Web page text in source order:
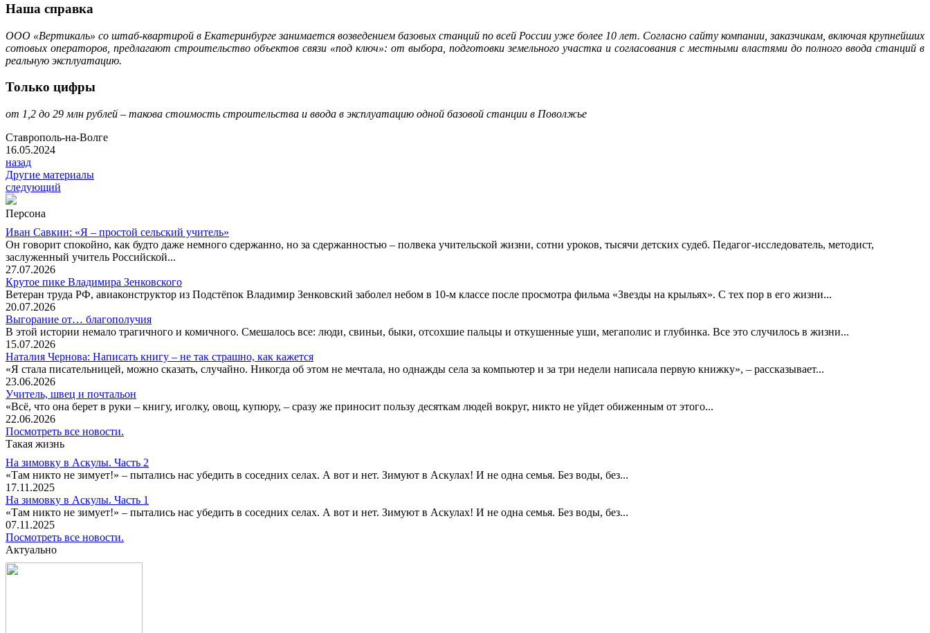
Наша справка
ООО «Вертикаль» со штаб-квартирой в Екатеринбурге занимается возведением базовых станций по всей России уже более 10 лет. Согласно сайту компании, заказчикам, включая крупнейших
сотовых операторов, предлагают строительство объектов связи «под ключ»: от выбора, подготовки земельного участка и согласования с местными властями до полного ввода станций в
реальную эксплуатацию.
Только цифры
от 1,2 до 29 млн рублей – такова стоимость строительства и ввода в эксплуатацию одной базовой станции в Поволжье
Ставрополь-на-Волге
16.05.2024
назад
Другие материалы
следующий
Персона
Иван Савкин: «Я – простой сельский учитель»
Он говорит спокойно, как будто даже немного сдержанно, но за сдержанностью – полвека учительской жизни, сотни уроков, тысячи детских судеб. Педагог-исследователь, методист,
заслуженный учитель Российской...
27.07.2026
Крутое пике Владимира Зенковского
Ветеран труда РФ, авиаконструктор из Подстёпок Владимир Зенковский заболел небом в 10-м классе после просмотра фильма «Звезды на крыльях». С тех пор в его жизни...
20.07.2026
Выгорание от… благополучия
В этой истории немало трагичного и комичного. Смешалось все: люди, свиньи, быки, отсохшие пальцы и откушенные уши, мегаполис и глубинка. Все это случилось в жизни...
15.07.2026
Наталия Чернова: Написать книгу – не так страшно, как кажется
«Я стала писательницей, можно сказать, случайно. Никогда об этом не мечтала, но однажды села за компьютер и за три недели написала первую книжку», – рассказывает...
23.06.2026
Учитель, швец и почтальон
«Всё, что она берет в руки – книгу, иголку, овощ, купюру, – сразу же приносит пользу десяткам людей вокруг, никто не уйдет обиженным от этого...
22.06.2026
Посмотреть все новости.
Такая жизнь
На зимовку в Аскулы. Часть 2
«Там никто не зимует!» – пытались нас убедить в соседних селах. А вот и нет. Зимуют в Аскулах! И не одна семья. Без воды, без...
17.11.2025
На зимовку в Аскулы. Часть 1
«Там никто не зимует!» – пытались нас убедить в соседних селах. А вот и нет. Зимуют в Аскулах! И не одна семья. Без воды, без...
07.11.2025
Посмотреть все новости.
Актуально